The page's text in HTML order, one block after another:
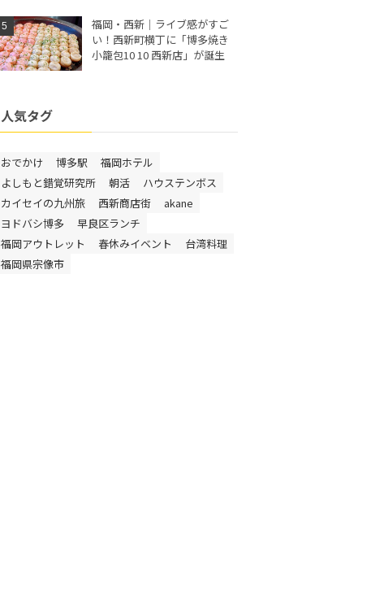
福岡・西新｜ライブ感がすご
い！西新町横丁に「博多焼き
小籠包10 10 西新店」が誕生
人気タグ
おでかけ 博多駅
福岡ホテル
よしもと錯覚研究所
朝活
ハウステンボス
カイセイの九州旅
西新商店街
akane
ヨドバシ博多
早良区ランチ
福岡アウトレット
春休みイベント
台湾料理
福岡県宗像市